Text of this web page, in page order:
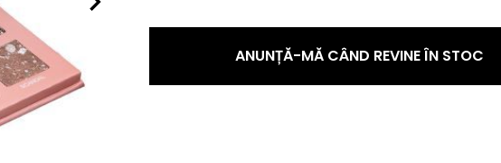
ANUNȚĂ-MĂ CÂND REVINE ÎN STOC